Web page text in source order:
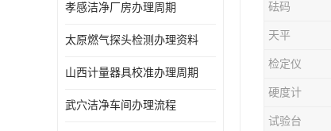
孝感洁净厂房办理周期
太原燃气探头检测办理资料
山西计量器具校准办理周期
武穴洁净车间办理流程
砝码
天平
检定仪
硬度计
试验台